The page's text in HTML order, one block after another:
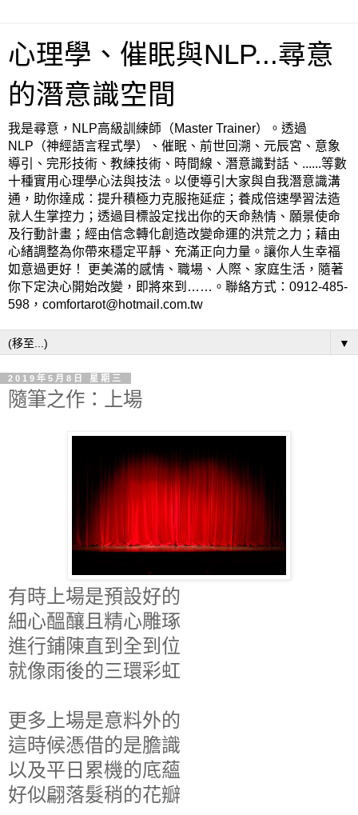
心理學、催眠與NLP...尋意
的潛意識空間
我是尋意，NLP高級訓練師（Master Trainer）。透過
NLP（神經語言程式學）、催眠、前世回溯、元辰宮、意象
導引、完形技術、教練技術、時間線、潛意識對話、......等數
十種實用心理學心法與技法。以便導引大家與自我潛意識溝
通，助你達成：提升積極力克服拖延症；養成倍速學習法造
就人生掌控力；透過目標設定找出你的天命熱情、願景使命
及行動計畫；經由信念轉化創造改變命運的洪荒之力；藉由
心緒調整為你帶來穩定平靜、充滿正向力量。讓你人生幸福
如意過更好！ 更美滿的感情、職場、人際、家庭生活，隨著
你下定決心開始改變，即將來到……。聯絡方式：0912-485-
598，comfortarot@hotmail.com.tw
▼
2019年5月8日 星期三
隨筆之作：上場
有時上場是預設好的
細心醞釀且精心雕琢
進行鋪陳直到全到位
就像雨後的三環彩虹
更多上場是意料外的
這時候憑借的是膽識
以及平日累機的底蘊
好似翩落髮稍的花瓣